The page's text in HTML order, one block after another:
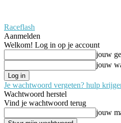
Raceflash
Aanmelden
Welkom! Log in op je account
jouw
jouw
Je wachtwoord vergeten? hulp
Wachtwoord herstel
Vind je wachtwoord terug
jouw